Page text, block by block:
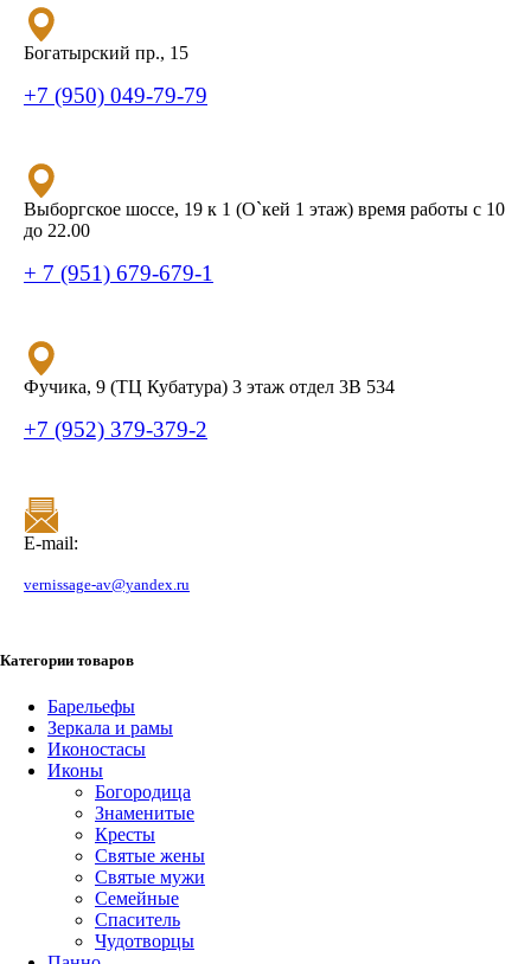
Богатырский пр., 15
+7 (950) 049-79-79
Выборгское шоссе, 19 к 1 (О`кей 1 этаж) время работы с 10
до 22.00
+ 7 (951) 679-679-1
Фучика, 9 (ТЦ Кубатура) 3 этаж отдел 3В 534
+7 (952) 379-379-2
E-mail:
vernissage-av@yandex.ru
Категории товаров
Барельефы
Зеркала и рамы
Иконостасы
Иконы
Богородица
Знаменитые
Кресты
Святые жены
Святые мужи
Семейные
Спаситель
Чудотворцы